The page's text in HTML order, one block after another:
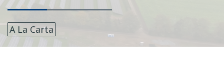
A La Carta